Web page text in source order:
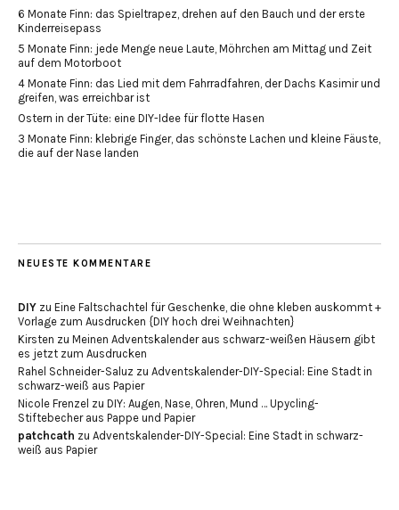
6 Monate Finn: das Spieltrapez, drehen auf den Bauch und der erste
Kinderreisepass
5 Monate Finn: jede Menge neue Laute, Möhrchen am Mittag und Zeit
auf dem Motorboot
4 Monate Finn: das Lied mit dem Fahrradfahren, der Dachs Kasimir und
greifen, was erreichbar ist
Ostern in der Tüte: eine DIY-Idee für flotte Hasen
3 Monate Finn: klebrige Finger, das schönste Lachen und kleine Fäuste,
die auf der Nase landen
NEUESTE KOMMENTARE
DIY zu Eine Faltschachtel für Geschenke, die ohne kleben auskommt +
Vorlage zum Ausdrucken {DIY hoch drei Weihnachten}
Kirsten zu Meinen Adventskalender aus schwarz-weißen Häusern gibt
es jetzt zum Ausdrucken
Rahel Schneider-Saluz zu Adventskalender-DIY-Special: Eine Stadt in
schwarz-weiß aus Papier
Nicole Frenzel zu DIY: Augen, Nase, Ohren, Mund … Upycling-
Stiftebecher aus Pappe und Papier
patchcath zu Adventskalender-DIY-Special: Eine Stadt in schwarz-
weiß aus Papier